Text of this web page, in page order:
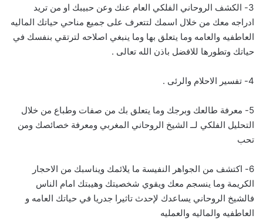
3- الكشف الروحاني الفلكي العام عنك وعن حبيبك او من تريد
ادراجه معك من خلال اسمك لتتعرف على جميع مناحي حياتك الماليه
العاطفيه والعامه وما يتعلق بها وما ينبغي اصلاحه لترتقي بنفسك في
حياتك وتطورها للافضل باذن الله تعالى .
4- تفسير الاحلام والرئى .
5- معرفة طالعك وبرجك وما يتعلق بك من صفات وطباع من خلال
التحليل الفلكي لــ الشيخ الروحاني المغربي ومعرفة خصائصك ومن
تحب
6- اكتشف من الجواهر النفيسة ما يلائمك ويناسبك من الاحجار
الكريمة وما ينسجم معك ويقوي شخصيتك وهيبتك امام الناس
فالشيخ الروحاني يساعدك لإحدث تاثيرا جدريا في حياتك العامه و
العاطفيه والماليه والعمليه